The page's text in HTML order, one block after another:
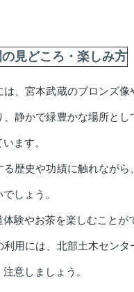
見どころ・楽しみ方
、宮本武蔵のブロンズ像
、静かで緑豊かな場所とし
ます。
る歴史や功績に触れながら
しょう。
験やお茶を楽しむことが
利用には、北部土木センタ
意しましょう。